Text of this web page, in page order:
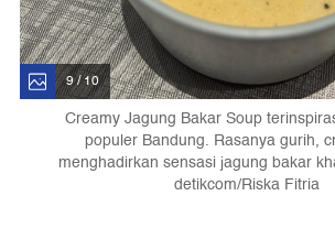
9 / 10
Creamy Jagung Bakar Soup
populer Bandung. Rasanya gurih,
menghadirkan sensasi jagung bakar
detikcom/Riska Fitria